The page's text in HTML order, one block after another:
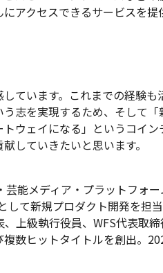
アクセスできるサービスを提
ています。これまでの経験も
志を実現するため、そして「
ウェイになる」というコイン
していきたいと思います。
能メディア・プラットフォ
して新規プロダクト開発を担
上級執行役員、WFS代表取
数ヒットタイトルを創出。